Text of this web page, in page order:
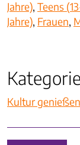
Jahre), Teens
Jahre), Frauen,
Kultur genießen